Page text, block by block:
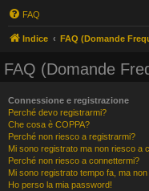
FAQ
Indice FAQ (Domande
FAQ (Domande
Connessione e registrazione
Perché devo registrarmi?
Che cosa è COPPA?
Perché non riesco a registrarmi?
Mi sono registrato ma non riesco a
Perché non riesco a connettermi?
Mi sono registrato tempo fa, ma
Ho perso la mia password!